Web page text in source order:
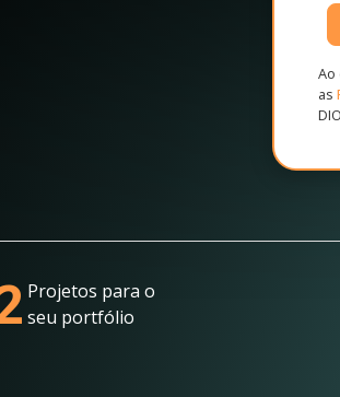
Ao
as
Projetos para o
seu portfólio